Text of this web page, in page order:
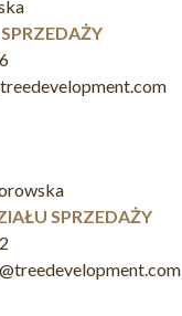
SPRZEDAŻY